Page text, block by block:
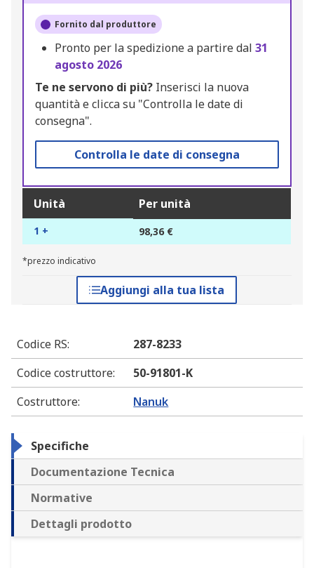
Fornito dal produttore
Pronto per la spedizione a partire dal 31
agosto 2026
Te ne servono di più? Inserisci la nuova
quantità e clicca su "Controlla le date di
consegna".
Controlla le date di consegna
Unità Per unità
1 + 98,36 €
*prezzo indicativo
Aggiungi alla tua lista
Codice RS:
287-8233
Codice costruttore:
50-91801-K
Costruttore: Nanuk
Specifiche
Documentazione Tecnica
Normative
Dettagli prodotto